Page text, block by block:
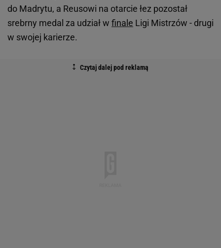
do Madrytu, a Reusowi na otarcie łez pozostał
srebrny medal za udział w finale Ligi Mistrzów - drugi
w swojej karierze.